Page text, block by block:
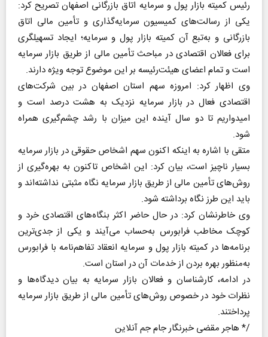
رئیس کمیته بازار پول و سرمایه اتاق بازرگانی اصفهان تصریح کرد:
یکی از رسالت‌های کمیسیون سرمایه‌گذاری و تأمین مالی اتاق
بازرگانی و به‌تبع آن کمیته بازار پول و سرمایه؛ ایجاد تسهیلگری
برای فعالان اقتصادی در مباحث تأمین مالی از طریق بازار سرمایه
است و تمام اعضای هیئت‌رئیسه بر این موضوع توجه ویژه دارند.
وی اظهار کرد: امروزه سهم استان اصفهان در بین شرکت‌های
اقتصادی فعال در بازار سرمایه نزدیک به هشت درصد است و
امیدواریم تا دو سال آینده این میزان با رشد چشم‌گیری همراه
شود.
متقی با اشاره به اینکه اکنون سهم اشخاص حقوقی در بازار سرمایه
بسیار ناچیز است، بیان کرد: این اشخاص تاکنون به بهره‌گیری از
روش‌های تأمین مالی از طریق بازار سرمایه نگاه مثبتی نداشته‌اند و
باید این طرز نگاه برداشته شود.
وی خاطرنشان کرد: در حال حاضر اکثر بنگاه‌های اقتصادی خرد و
کوچک مخاطب فرابورس به‌حساب می‌آیند و یکی از جدی‌ترین
برنامه‌ها در کمیته بازار پول و سرمایه انعقاد تفاهم‌نامه با فرابورس
به‌منظور بهره بردن از خدمات آن در استان است.
در ادامه، کارشناسان و فعالان بازار سرمایه به بیان دیدگاه‌ها و
نظرات خود در خصوص روش‌های تأمین مالی از طریق بازار سرمایه
پرداختند.
/* هاجر مقضی خبرنگار جام جم آنلاین